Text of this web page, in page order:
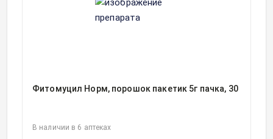
Фитомуцил Норм, порошок пакетик 5г пачка, 30
В наличии в 6 аптеках